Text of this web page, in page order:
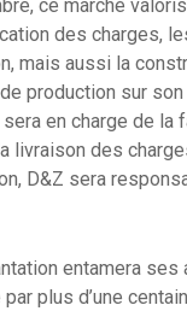
ce marché
des charges,
mais aussi la
production sur
sera en charge de la
livraison des
D&Z sera
entamera ses
plus d’une